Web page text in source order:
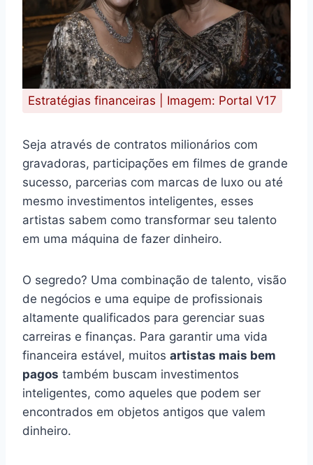
Estratégias financeiras | Imagem: Portal V17
Seja através de contratos milionários com
gravadoras, participações em filmes de grande
sucesso, parcerias com marcas de luxo ou até
mesmo investimentos inteligentes, esses
artistas sabem como transformar seu talento
em uma máquina de fazer dinheiro.
O segredo? Uma combinação de talento, visão
de negócios e uma equipe de profissionais
altamente qualificados para gerenciar suas
carreiras e finanças. Para garantir uma vida
financeira estável, muitos artistas mais bem
pagos também buscam investimentos
inteligentes, como aqueles que podem ser
encontrados em objetos antigos que valem
dinheiro.